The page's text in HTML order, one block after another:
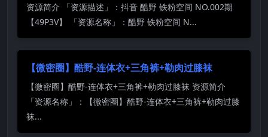
资源简介 「资源描述」：抖音 酷野 铁粉空间 NO.002期
【49P3V】 「资源名称」：酷野 铁粉空间 N...
【微密圈】酷野-连体衣+三角裤+勒肉过膝袜
【微密圈】酷野-连体衣+三角裤+勒肉过膝袜 资源简介
「资源名称」：【微密圈】酷野-连体衣+三角裤+勒肉过膝
袜...